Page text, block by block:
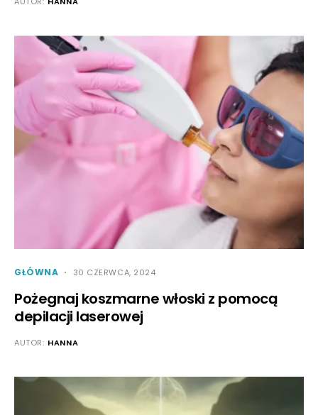
GŁÓWNA 30 CZERWCA, 2024
Pożegnaj koszmarne włoski z pomocą
depilacji laserowej
AUTOR: HANNA